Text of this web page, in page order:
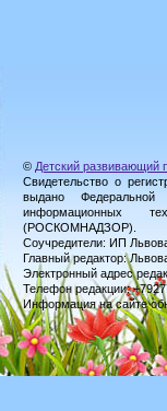
© Детский развивающий
Свидетельство о
выдано
информационных
(РОСКОМНАДЗОР).
Соучредители: ИП
Главный редактор:
Электронный адрес
Телефон редакции:
Информация на сайте